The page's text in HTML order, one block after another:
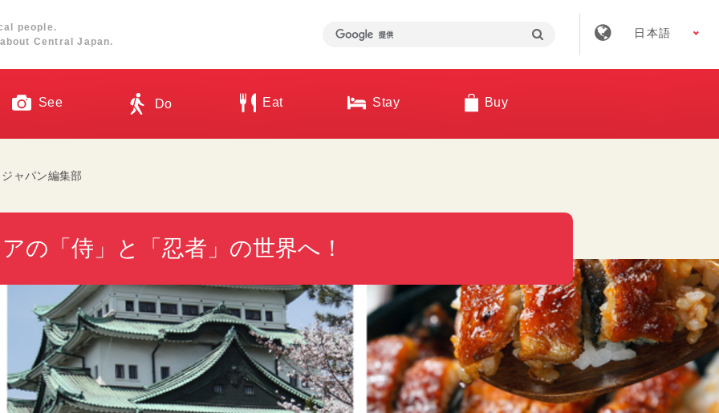
people.
Central Japan.
日本語
See Do Eat Stay Buy
ャパン編集部
の「侍」と「忍者」の世界へ！